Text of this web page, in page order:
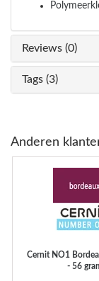
Reviews (0)
Tags (3)
Anderen
CernitNO1
- 56